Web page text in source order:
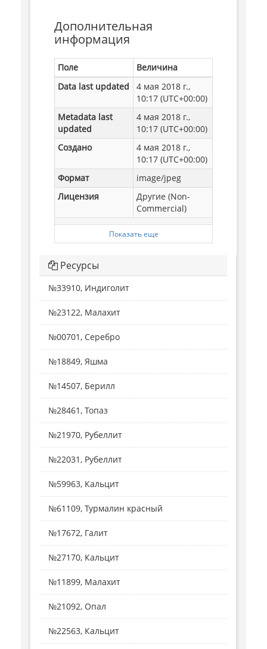
Дополнительная
информация
Поле
Величина
Data last updated
4 мая 2018 г.,
10:17 (UTC+00:00)
Metadata last
updated
4 мая 2018 г.,
10:17 (UTC+00:00)
Создано
4 мая 2018 г.,
10:17 (UTC+00:00)
Формат
image/jpeg
Лицензия
Другие (Non-
Commercial)
Показать еще
Ресурсы
№33910, Индиголит
№23122, Малахит
№00701, Серебро
№18849, Яшма
№14507, Берилл
№28461, Топаз
№21970, Рубеллит
№22031, Рубеллит
№59963, Кальцит
№61109, Турмалин красный
№17672, Галит
№27170, Кальцит
№11899, Малахит
№21092, Опал
№22563, Кальцит